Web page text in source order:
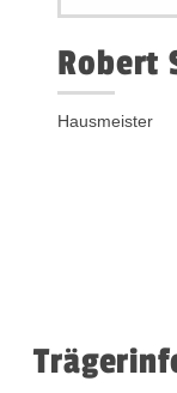
Robert
Hausmeister